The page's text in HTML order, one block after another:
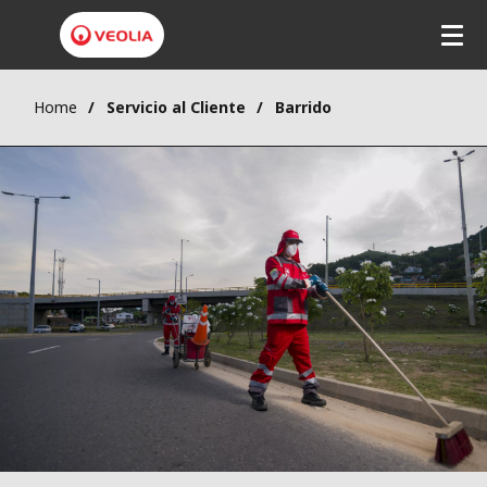
Home Servicio al Cliente Barrido